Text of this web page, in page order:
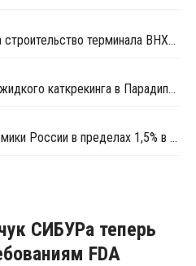
Главгосэкспертиза одобрила строительство терминала ВНХК в Приморском крае
Indian Oil закрыла установку жидкого каткрекинга в Парадипе из-за пожара на НПЗ
Минфин ожидает рост экономики России в пределах 1,5% в год
СИБУРа теперь
FDA